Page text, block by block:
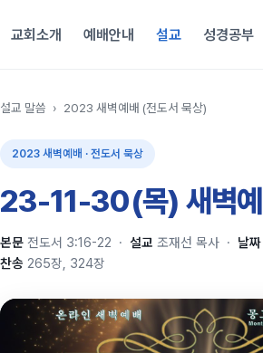
교회소개 예배안내 설교 성경공부
설교 말씀 › 2023 새벽예배 (전도서 묵상)
2023 새벽예배 · 전도서 묵상
23-11-30(목) 새벽예
본문 전도서 3:16-22 · 설교 조재선 목사 · 날짜
찬송 265장, 324장